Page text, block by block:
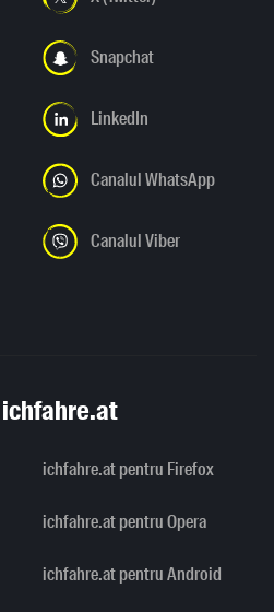
Snapchat
LinkedIn
Canalul WhatsApp
Canalul Viber
ichfahre.at pentru Firefox
ichfahre.at pentru Opera
ichfahre.at pentru Android